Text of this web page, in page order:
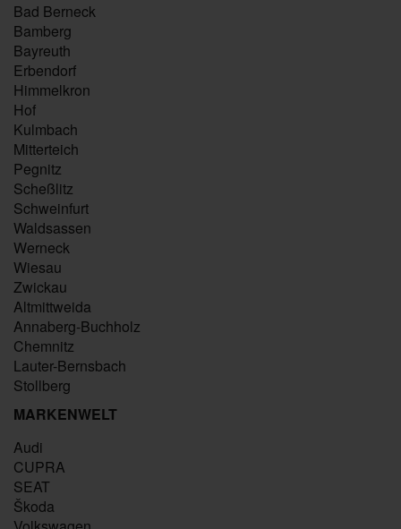
Bad Berneck
Bamberg
Bayreuth
Erbendorf
Himmelkron
Hof
Kulmbach
Mitterteich
Pegnitz
Scheßlitz
Schweinfurt
Waldsassen
Werneck
Wiesau
Zwickau
Altmittweida
Annaberg-Buchholz
Chemnitz
Lauter-Bernsbach
Stollberg
MARKENWELT
Audi
CUPRA
SEAT
Škoda